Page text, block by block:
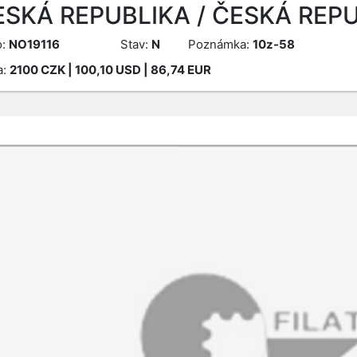
REPUBLIKA / ČESKÁ
NO19116 Stav: N Poznámka: 10z-58
2100CZK| 100,10 USD | 86,74 EUR